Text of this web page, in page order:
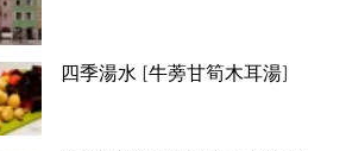
四季湯水 [牛蒡甘筍木耳湯]